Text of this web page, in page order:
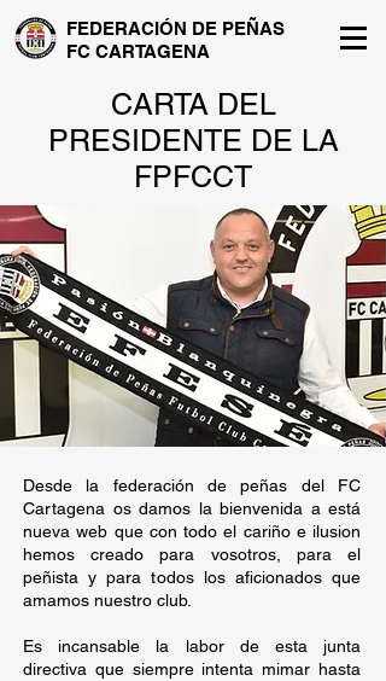
FEDERACIÓN DE PEÑAS
FC CARTAGENA
CARTA DEL
PRESIDENTE DE LA
FPFCCT
Desde la federación de peñas del FC
Cartagena os damos la bienvenida a está
nueva web que con todo el cariño e ilusion
hemos creado para vosotros, para el
peñista y para todos los aficionados que
amamos nuestro club.
Es incansable la labor de esta junta
directiva que siempre intenta mimar hasta